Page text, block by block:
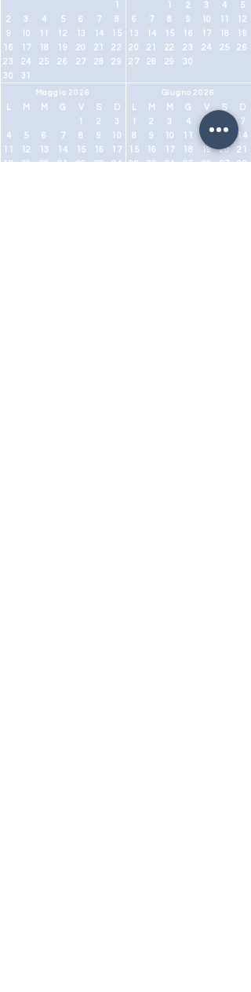
1
2
3 4 5 6 7
8
9
10 11 12 13 14
15
16
17 18 19 20 21
22
23
24 25 26 27 28
29
30
31
Maggio 2026
M M G V S
D
1
2
3
4
5 6 7 8 9
10
11
12 13 14 15 16
17
18
19 20 21 22 23
24
1
2 3 4
5
6
7 8 9 10 11
12
13
14 15 16 17 18
19
20
21 22 23 24 25
26
27
28 29 30
Giugno 2026
M M G V S
D
1
2 3 4
7
8
9 10 11
14
15
16 17 18 19 20
21
22
23 24 25 26 27
28